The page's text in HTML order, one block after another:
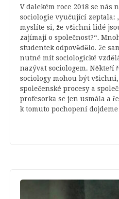
V dalekém roce 2018 se nás
sociologie vyučující zeptala:
myslíte si, že všichni lidé
zajímají o společnost?“.
studentek odpovědělo. že
nutné mít sociologické
nazývat sociologem. Někteří
sociology mohou být
společenské procesy a
profesorka se jen usmála a
k tomuto pochopení